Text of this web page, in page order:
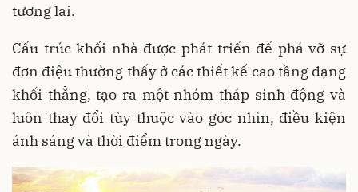
tương lai.
Cấu trúc khối nhà được phát triển để phá vỡ sự
đơn điệu thường thấy ở các thiết kế cao tầng dạng
khối thẳng, tạo ra một nhóm tháp sinh động và
luôn thay đổi tùy thuộc vào góc nhìn, điều kiện
ánh sáng và thời điểm trong ngày.